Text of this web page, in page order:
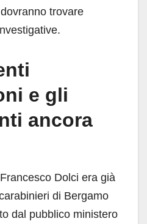
trovare
e gli
ancora
Dolci era già
di Bergamo
dal pubblico ministero